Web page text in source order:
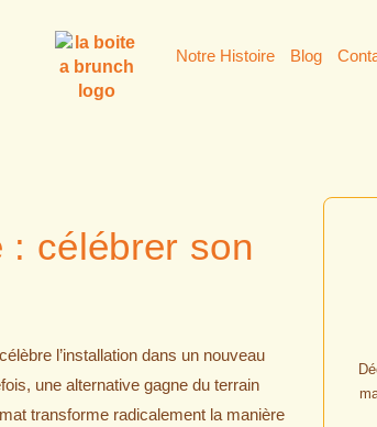
Notre Histoire Blog
: célébrer son
l’installation dans un nouveau
une alternative gagne du terrain
transforme radicalement la manière